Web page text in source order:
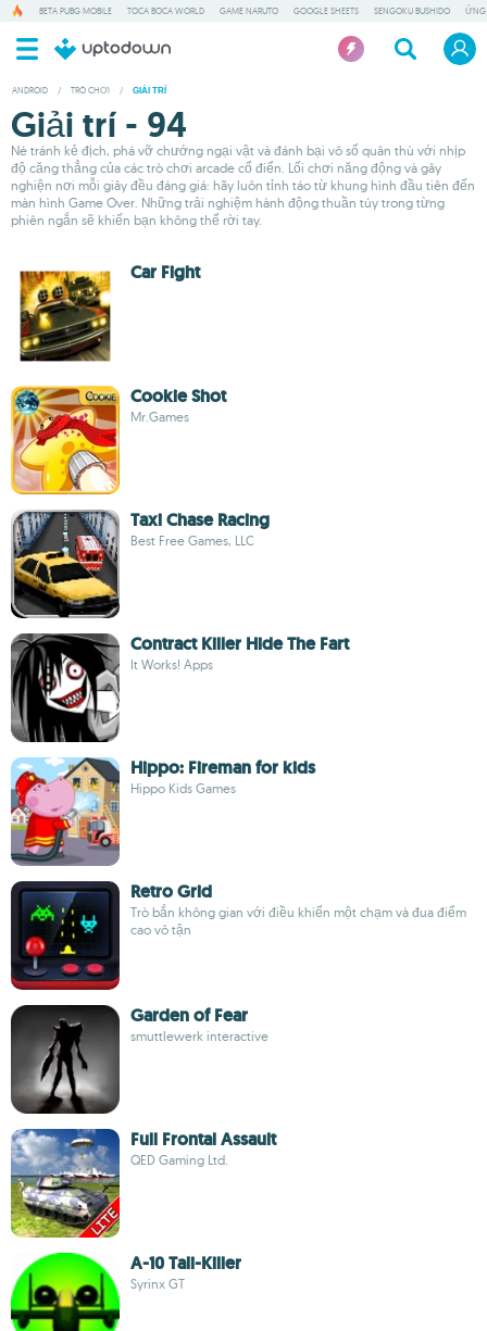
BETA PUBG MOBILE TOCA BOCA WORLD GAME NARUTO GOOGLE SHEETS SENGOKU BUSHIDO ỨNG
ANDROID / TRÒ CHƠI / GIẢI TRÍ
Giải trí - 94
Né tránh kẻ địch, phá vỡ chướng ngại vật và đánh bại vô số quân thù với nhịp
độ căng thẳng của các trò chơi arcade cổ điển. Lối chơi năng động và gây
nghiện nơi mỗi giây đều đáng giá: hãy luôn tỉnh táo từ khung hình đầu tiên đến
màn hình Game Over. Những trải nghiệm hành động thuần túy trong từng
phiên ngắn sẽ khiến bạn không thể rời tay.
Car Fight
Cookie Shot
Mr.Games
Taxi Chase Racing
Best Free Games, LLC
Contract Killer Hide The Fart
It Works! Apps
Hippo: Fireman for kids
Hippo Kids Games
Retro Grid
Trò bắn không gian với điều khiển một chạm và đua điểm
cao vô tận
Garden of Fear
smuttlewerk interactive
Full Frontal Assault
QED Gaming Ltd.
A-10 Tali-Killer
Syrinx GT